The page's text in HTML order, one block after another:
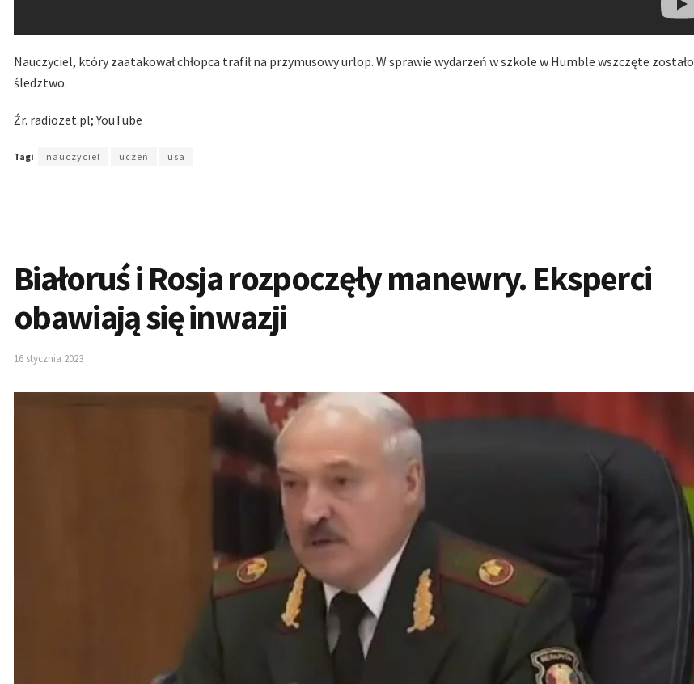
Nauczyciel, który zaatakował chłopca trafił na przymusowy urlop. W sprawie wydarzeń w szkole w Humble wszczęte zostało
śledztwo.
Źr. radiozet.pl; YouTube
Tagi nauczyciel uczeń usa
Białoruś i Rosja rozpoczęły manewry. Eksperci
obawiają się inwazji
16 stycznia 2023